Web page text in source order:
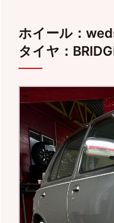
ホイール：
タイヤ：